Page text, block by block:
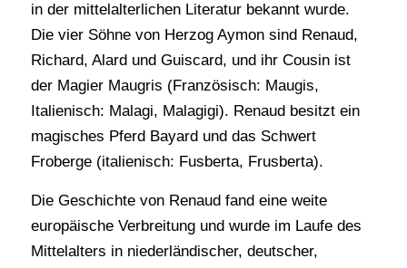
in der mittelalterlichen Literatur bekannt wurde.
Die vier Söhne von Herzog Aymon sind Renaud,
Richard, Alard und Guiscard, und ihr Cousin ist
der Magier Maugris (Französisch: Maugis,
Italienisch: Malagi, Malagigi). Renaud besitzt ein
magisches Pferd Bayard und das Schwert
Froberge (italienisch: Fusberta, Frusberta).
Die Geschichte von Renaud fand eine weite
europäische Verbreitung und wurde im Laufe des
Mittelalters in niederländischer, deutscher,